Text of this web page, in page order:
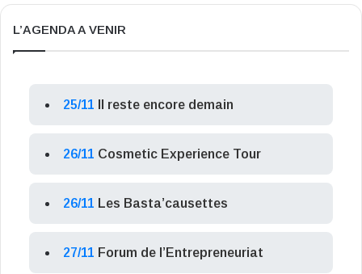
L’AGENDA A VENIR
25/11 Il reste encore demain
26/11 Cosmetic Experience Tour
26/11 Les Basta’causettes
27/11 Forum de l’Entrepreneuriat